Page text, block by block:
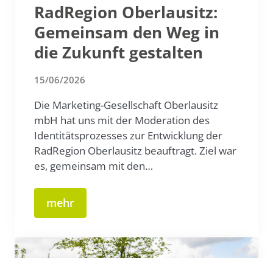
RadRegion Oberlausitz:
Gemeinsam den Weg in
die Zukunft gestalten
15/06/2026
Die Marketing-Gesellschaft Oberlausitz
mbH hat uns mit der Moderation des
Identitätsprozesses zur Entwicklung der
RadRegion Oberlausitz beauftragt. Ziel war
es, gemeinsam mit den…
mehr